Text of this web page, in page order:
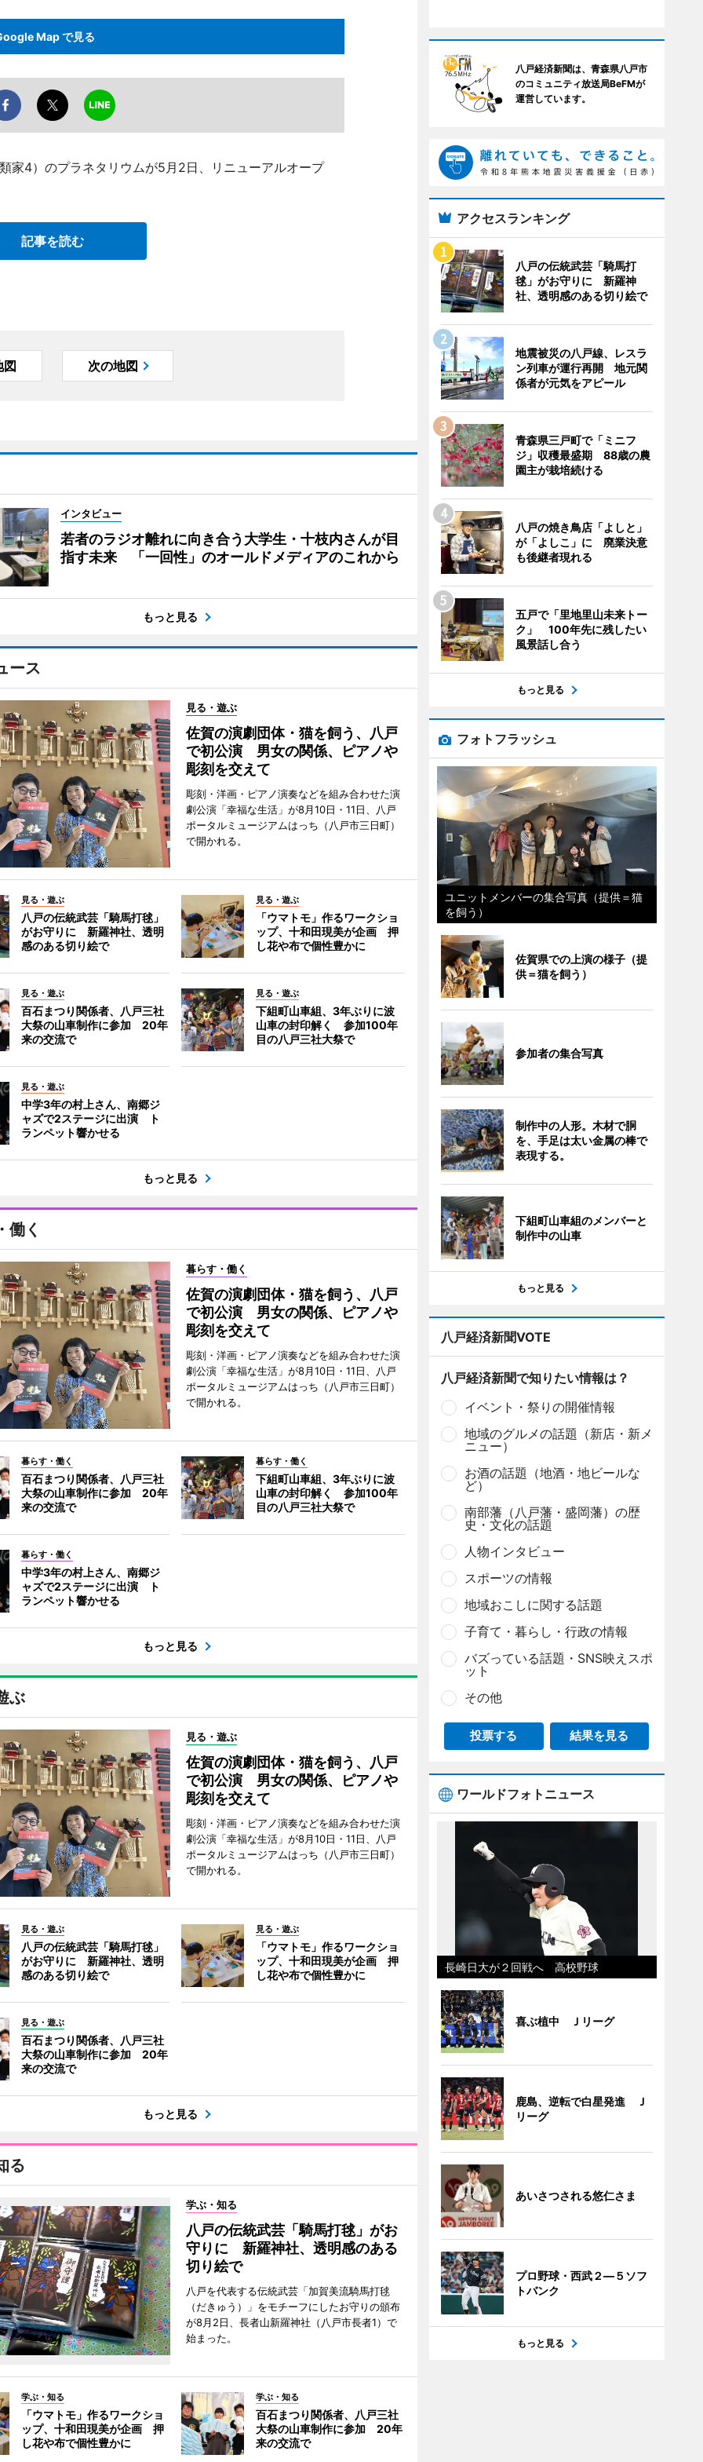
Map で見る
家4）のプラネタリウムが5月2日、リニューアルオープ
記事を読む
図 次の地図
インタビュー
若者のラジオ離れに向き合う大学生・十枝内さんが目
指す未来 「一回性」のオールドメディアのこれから
もっと見る
ース
見る・遊ぶ
佐賀の演劇団体・猫を飼う、八戸
で初公演 男女の関係、ピアノや
彫刻を交えて
彫刻・洋画・ピアノ演奏などを組み合わせた演
劇公演「幸福な生活」が8月10日・11日、八戸
ポータルミュージアムはっち（八戸市三日町）
で開かれる。
見る・遊ぶ
八戸の伝統武芸「騎馬打毬」
がお守りに 新羅神社、透明
感のある切り絵で
見る・遊ぶ
「ウマトモ」作るワークショ
ップ、十和田現美が企画 押
し花や布で個性豊かに
見る・遊ぶ
百石まつり関係者、八戸三社
大祭の山車制作に参加 20年
来の交流で
見る・遊ぶ
下組町山車組、3年ぶりに波
山車の封印解く 参加100年
目の八戸三社大祭で
見る・遊ぶ
中学3年の村上さん、南郷ジ
ャズで2ステージに出演 ト
ランペット響かせる
もっと見る
働く
暮らす・働く
佐賀の演劇団体・猫を飼う、八戸
で初公演 男女の関係、ピアノや
彫刻を交えて
彫刻・洋画・ピアノ演奏などを組み合わせた演
劇公演「幸福な生活」が8月10日・11日、八戸
ポータルミュージアムはっち（八戸市三日町）
で開かれる。
暮らす・働く
百石まつり関係者、八戸三社
大祭の山車制作に参加 20年
来の交流で
暮らす・働く
下組町山車組、3年ぶりに波
山車の封印解く 参加100年
目の八戸三社大祭で
暮らす・働く
中学3年の村上さん、南郷ジ
ャズで2ステージに出演 ト
ランペット響かせる
もっと見る
ぶ
見る・遊ぶ
佐賀の演劇団体・猫を飼う、八戸
で初公演 男女の関係、ピアノや
彫刻を交えて
彫刻・洋画・ピアノ演奏などを組み合わせた演
劇公演「幸福な生活」が8月10日・11日、八戸
ポータルミュージアムはっち（八戸市三日町）
で開かれる。
見る・遊ぶ
八戸の伝統武芸「騎馬打毬」
がお守りに 新羅神社、透明
感のある切り絵で
見る・遊ぶ
「ウマトモ」作るワークショ
ップ、十和田現美が企画 押
し花や布で個性豊かに
見る・遊ぶ
百石まつり関係者、八戸三社
大祭の山車制作に参加 20年
来の交流で
もっと見る
る
学ぶ・知る
八戸の伝統武芸「騎馬打毬」がお
守りに 新羅神社、透明感のある
切り絵で
八戸を代表する伝統武芸「加賀美流騎馬打毬
（だきゅう）」をモチーフにしたお守りの頒布
が8月2日、長者山新羅神社（八戸市長者1）で
始まった。
学ぶ・知る
「ウマトモ」作るワークショ
ップ、十和田現美が企画 押
し花や布で個性豊かに
学ぶ・知る
百石まつり関係者、八戸三社
大祭の山車制作に参加 20年
来の交流で
八戸経済新聞は、青森県八戸市
のコミュニティ放送局BeFMが
運営しています。
アクセスランキング
八戸の伝統武芸「騎馬打
毬」がお守りに 新羅神
社、透明感のある切り絵で
地震被災の八戸線、レスラ
ン列車が運行再開 地元関
係者が元気をアピール
青森県三戸町で「ミニフ
ジ」収穫最盛期 88歳の農
園主が栽培続ける
八戸の焼き鳥店「よしと」
が「よしこ」に 廃業決意
も後継者現れる
五戸で「里地里山未来トー
ク」 100年先に残したい
風景話し合う
もっと見る
フォトフラッシュ
ユニットメンバーの集合写真（提供＝猫
を飼う）
佐賀県での上演の様子（提
供＝猫を飼う）
参加者の集合写真
制作中の人形。木材で胴
を、手足は太い金属の棒で
表現する。
下組町山車組のメンバーと
制作中の山車
もっと見る
八戸経済新聞VOTE
八戸経済新聞で知りたい情報は？
イベント・祭りの開催情報
地域のグルメの話題（新店・新メ
ニュー）
お酒の話題（地酒・地ビールな
ど）
南部藩（八戸藩・盛岡藩）の歴
史・文化の話題
人物インタビュー
スポーツの情報
地域おこしに関する話題
子育て・暮らし・行政の情報
バズっている話題・SNS映えスポ
ット
その他
投票する 結果を見る
ワールドフォトニュース
長崎日大が２回戦へ 高校野球
喜ぶ植中 Ｊリーグ
鹿島、逆転で白星発進 Ｊ
リーグ
あいさつされる悠仁さま
プロ野球・西武２―５ソフ
トバンク
もっと見る